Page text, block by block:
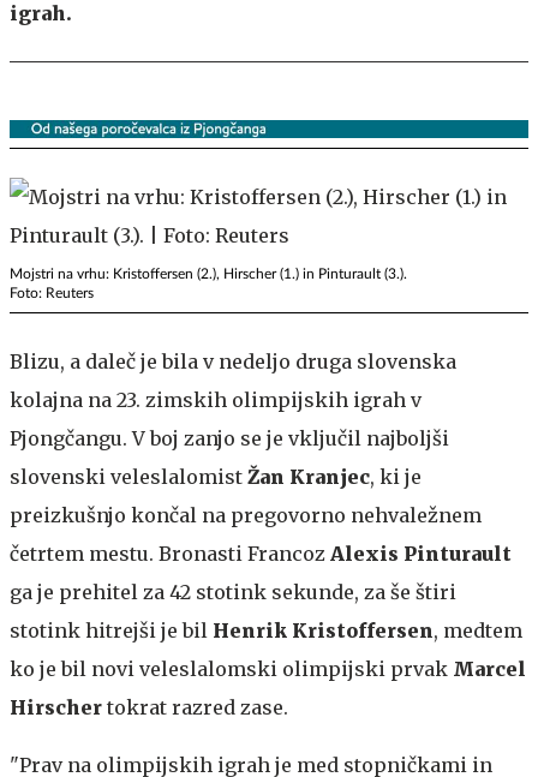
igrah.
Mojstri na vrhu: Kristoffersen (2.), Hirscher (1.) in Pinturault (3.).
Foto: Reuters
Blizu, a daleč je bila v nedeljo druga slovenska
kolajna na 23. zimskih olimpijskih igrah v
Pjongčangu. V boj zanjo se je vključil najboljši
slovenski veleslalomist Žan Kranjec, ki je
preizkušnjo končal na pregovorno nehvaležnem
četrtem mestu. Bronasti Francoz Alexis Pinturault
ga je prehitel za 42 stotink sekunde, za še štiri
stotink hitrejši je bil Henrik Kristoffersen, medtem
ko je bil novi veleslalomski olimpijski prvak Marcel
Hirscher tokrat razred zase.
"Prav na olimpijskih igrah je med stopničkami in